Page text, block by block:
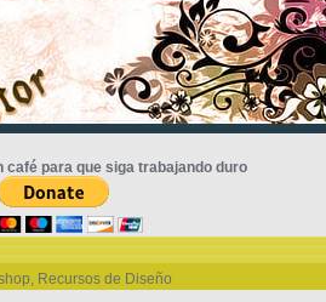
café para que siga trabajando duro
, Recursos de Diseño